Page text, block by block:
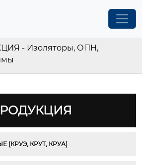
- Изоляторы, ОПН,
КРУТ, КРУА)